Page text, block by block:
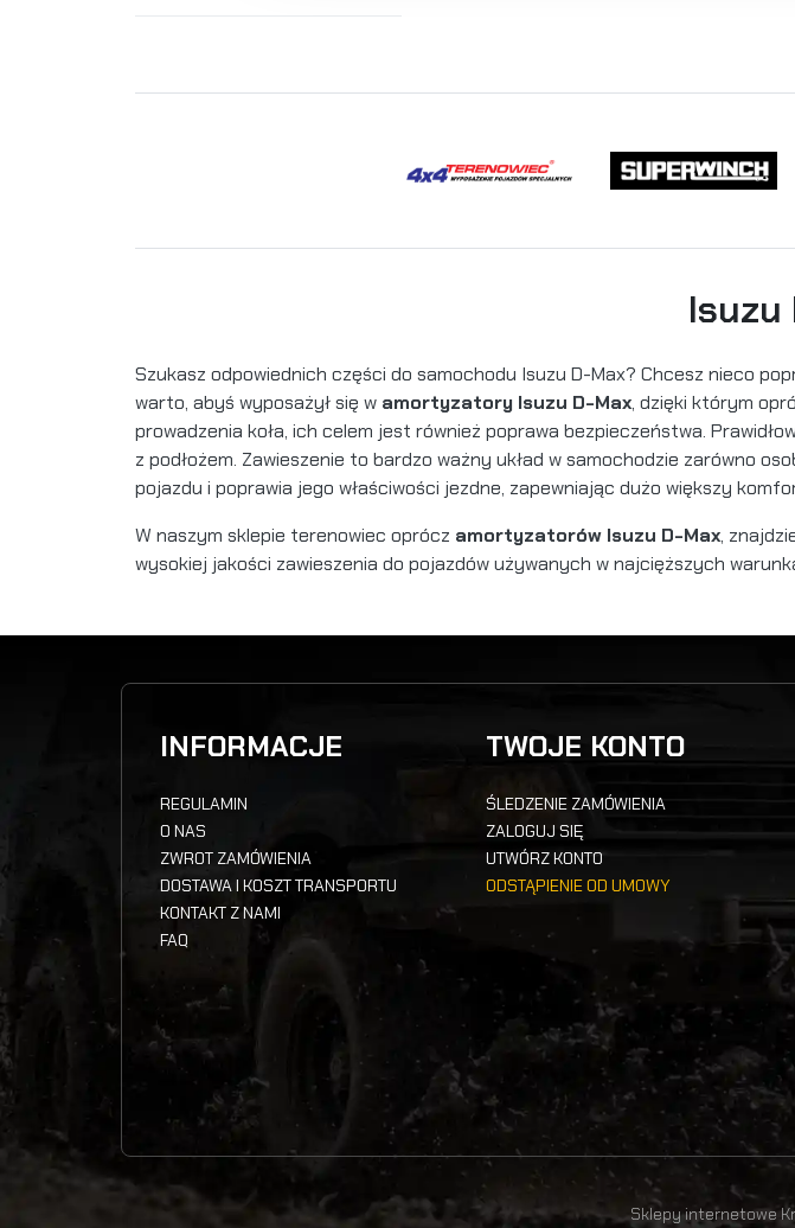
Isuzu
Szukasz odpowiednich części do samochodu Isuzu D-Max? Chcesz nieco
warto, abyś wyposażył się w amortyzatory Isuzu D-Max, dzięki którym
prowadzenia koła, ich celem jest również poprawa bezpieczeństwa.
z podłożem. Zawieszenie to bardzo ważny układ w samochodzie zarówno
pojazdu i poprawia jego właściwości jezdne, zapewniając dużo większy
W naszym sklepie terenowiec oprócz amortyzatorów Isuzu D-Max,
wysokiej jakości zawieszenia do pojazdów używanych w najcięższych
INFORMACJE
REGULAMIN
O NAS
ZWROT ZAMÓWIENIA
DOSTAWA I KOSZT TRANSPORTU
KONTAKT Z NAMI
FAQ
TWOJE KONTO
ŚLEDZENIE ZAMÓWIENIA
ZALOGUJ SIĘ
UTWÓRZ KONTO
ODSTĄPIENIE OD UMOWY
Sklepy internetowe